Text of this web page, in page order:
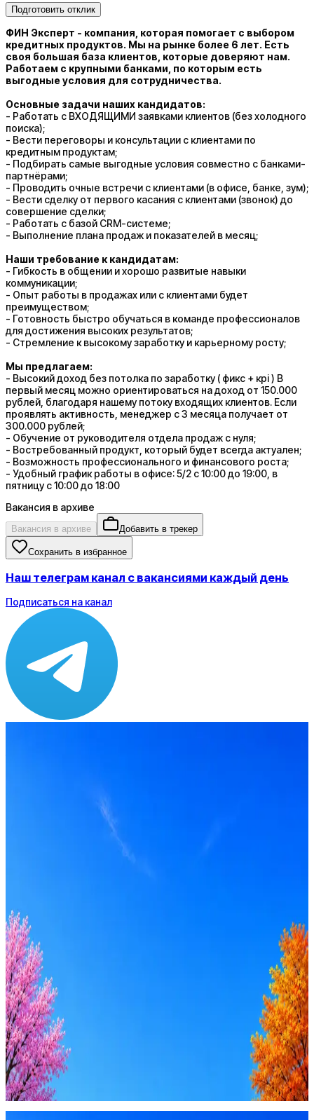
Подготовить отклик
ФИН Эксперт - компания, которая помогает с выбором
кредитных продуктов. Мы на рынке более 6 лет. Есть
своя большая база клиентов, которые доверяют нам.
Работаем с крупными банками, по которым есть
выгодные условия для сотрудничества.
Основные задачи наших кандидатов:
- Работать с ВХОДЯЩИМИ заявками клиентов (без холодного
поиска);
- Вести переговоры и консультации с клиентами по
кредитным продуктам;
- Подбирать самые выгодные условия совместно с банками-
партнёрами;
- Проводить очные встречи с клиентами (в офисе, банке, зум);
- Вести сделку от первого касания с клиентами (звонок) до
совершение сделки;
- Работать с базой CRM-системе;
- Выполнение плана продаж и показателей в месяц;
Наши требование к кандидатам:
- Гибкость в общении и хорошо развитые навыки
коммуникации;
- Опыт работы в продажах или с клиентами будет
преимуществом;
- Готовность быстро обучаться в команде профессионалов
для достижения высоких результатов;
- Стремление к высокому заработку и карьерному росту;
Мы предлагаем:
- Высокий доход без потолка по заработку ( фикс + крі ) В
первый месяц можно ориентироваться на доход от 150.000
рублей, благодаря нашему потоку входящих клиентов. Если
проявлять активность, менеджер с 3 месяца получает от
300.000 рублей;
- Обучение от руководителя отдела продаж с нуля;
- Востребованный продукт, который будет всегда актуален;
- Возможность профессионального и финансового роста;
- Удобный график работы в офисе: 5/2 с 10:00 до 19:00, в
пятницу с 10:00 до 18:00
Вакансия в архиве
Вакансия в архиве Добавить в трекер
Сохранить в избранное
Наш телеграм канал с вакансиями каждый день
Подписаться на канал
Оффер быстрее с Эйч
Будьте осторожны: если работодатель просит войти через
Google, iCloud или Госуслуги, прислать код или пароль,
запустить ПО или перевести деньги — это мошенники.
Жмите Пожаловаться